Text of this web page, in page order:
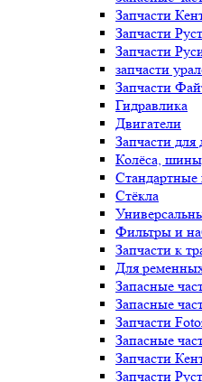
Запчасти
Запчасти
Запчасти
запчасти
Запчасти
Гидравлика
Двигатели
Запчасти для
Колёса,
Стандартные
Стёкла
Фильтры и
Запчасти к
Для
Запасные
Запасные
Запчасти
Запасные
Запчасти
Запчасти